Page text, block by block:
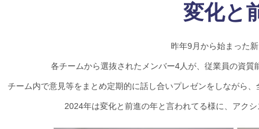
変化と
昨年9月から始まった新
各チームから選抜されたメンバー4人が、従業員の資質
チーム内で意見等をまとめ定期的に話し合いプレゼンをしながら
2024年は変化と前進の年と言われてる様に、アク